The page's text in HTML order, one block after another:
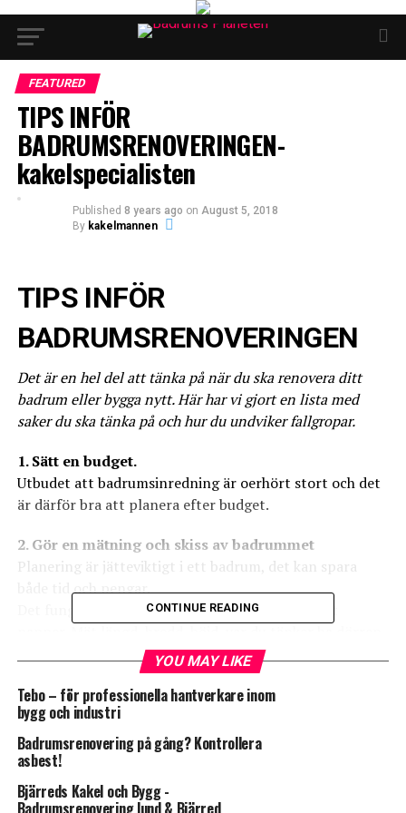
FEATURED
TIPS INFÖR
BADRUMSRENOVERINGEN-
kakelspecialisten
Published 8 years ago on August 5, 2018
By kakelmannen
TIPS INFÖR
BADRUMSRENOVERINGEN
Det är en hel del att tänka på när du ska renovera ditt
badrum eller bygga nytt. Här har vi gjort en lista med
saker du ska tänka på och hur du undviker fallgropar.
1. Sätt en budget.
Utbudet att badrumsinredning är oerhört stort och det
är därför bra att planera efter budget.
2. Gör en mätning och skiss av badrummet
Planering är jätteviktigt i ett badrum, det kan spara
både tid och pengar.
Det fungerar bra att göra en skiss förhand på ett
och fönster placerade. Notera också om dörren går inåt
eller utåt. Om du renoverar ett befintligt badrum
fundera på om du ska behålla placeringen av
installationerna eller om du vill flytta dem (till en extra
kostnad). Behöver du dra el i badrummet för belysning
och handdukstork?
3. Ställ frågor kring underlag
CONTINUE READING
YOU MAY LIKE
Tebo – för professionella hantverkare inom
bygg och industri
Badrumsrenovering på gång? Kontrollera
asbest!
Bjärreds Kakel och Bygg -
Badrumsrenovering lund & Bjärred